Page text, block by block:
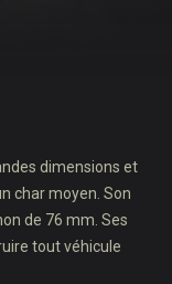
dimensions et
char moyen. Son
de 76 mm. Ses
tout véhicule